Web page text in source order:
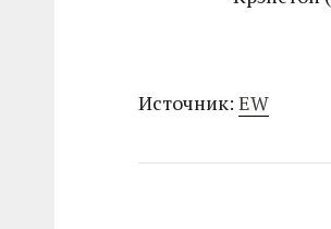
Источник:EW